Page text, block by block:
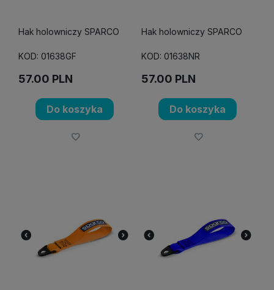
Hak holowniczy SPARCO
KOD: 01638GF
57.00 PLN
Do koszyka
Hak holowniczy SPARCO
KOD: 01638NR
57.00 PLN
Do koszyka